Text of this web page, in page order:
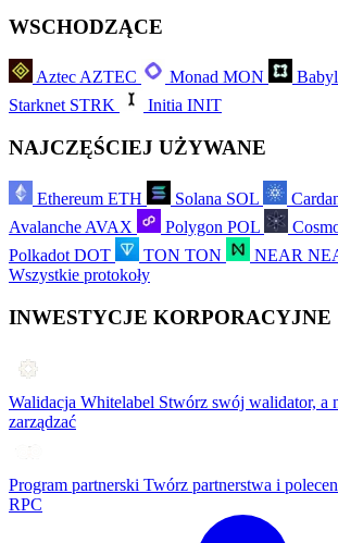
WSCHODZĄCE
AztecAZTEC Monad MON
Starknet STRK Initia INIT
NAJCZĘŚCIEJ UŻYWANE
Ethereum ETH Solana SOL
Avalanche AVAX Polygon POL
Polkadot DOT TON TON NEAR
Wszystkie protokoły
INWESTYCJE KORPORACYJNE
Walidacja Whitelabel Stwórz swój walidator, a
zarządzać
Program partnerski Twórz partnerstwa i
RPC